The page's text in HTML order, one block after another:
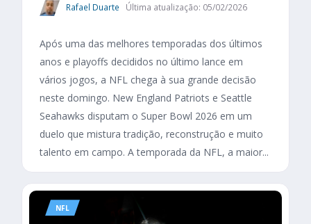
Rafael Duarte Última atualização: 05/02/2026
Após uma das melhores temporadas dos últimos
anos e playoffs decididos no último lance em
vários jogos, a NFL chega à sua grande decisão
neste domingo. New England Patriots e Seattle
Seahawks disputam o Super Bowl 2026 em um
duelo que mistura tradição, reconstrução e muito
talento em campo. A temporada da NFL, a maior...
NFL